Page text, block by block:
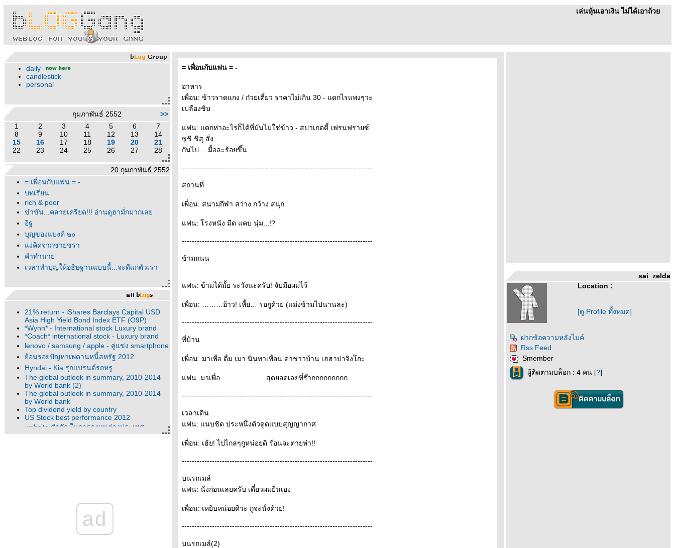
เล่นหุ้นเอาเงิน ไม่ได้เอาถ้ว
daily
candlestick
personal
กุมภาพันธ์ 2552
>>
1
2 3 4 5 6
7
8
9 10 11 12 13
14
15
16 17 18 19 20
21
22
23 24 25 26 27 28
20 กุมภาพันธ์ 2552
= เพื่อนกับแฟน = -
บทเรียน
rich & poor
ขำขัน...คลายเครียด!!! อ่านดูฮามั่กมากเล
อิฐ
ง่คิดจากชายชรา
คำทำนา
เวลาทำบุญให้อธิษฐานแบบนี้...จะดีแก่ตัวเรา
21% return - iShares Barclays Capital USD
Asia High Yield Bond Index ETF (O9P)
*Wynn* - International stock Luxury brand
*Coach* international stock - Luxury brand
lenovo / samsung / apple - คู่แข่ง smartphone
้อนรอยปัญหาเพดานหนี้สหรัฐ 2012
Hyndai - Kia รุกแบรนด์รถหรู
The global outlook in summary, 2010-2014
by World bank (2)
The global outlook in summary, 2010-2014
by World bank
Top dividend yield by country
US Stock best performance 2012
website สำคัญในการลงทุนต่างประเทศ
web link for global information
servicehost - svchostad
= เพื่อนกับแฟน = -
อาหาร
เพื่อน: ข้าวราดแกง / ก๋วยเตี๋ยว ราคาไม่เกิน 30 - แดกไรแพงๆวะ
เปลืองชิบ
ฟน: แดกห่าอะไรก็ได้ที่มันไม่ใช่ข้าว - สปาเกตตี้ เฟรนฟรายซ์
ซูชิ ชิสุ สั่ง
กันไป… มื้อละร้อยขึ้น
----------------------------------------------------------------------------
สถานที่
เพื่อน: สนามกีฬา สว่าง กว้าง สนุก
ฟน: โรงหนัง มืด แคบ นุ่ม...!?
----------------------------------------------------------------------------
ข้ามถนน
ฟน: ข้ามได้มั้ย ระวังนะครับ! จับมือผมไว้
เพื่อน: ………อ้าว! เหี้ย… รอกูด้วย (แม่งข้ามไปนานละ)
----------------------------------------------------------------------------
ที่บ้าน
เพื่อน: มาเพื่อ ดื่ม เมา นินทาเพื่อน ด่าชาวบ้าน เฮฮาปาจิงโกะ
ฟน: มาเพื่อ ……………… สุดยอดเลยที่ร๊ากกกกกกกกก
----------------------------------------------------------------------------
เวลาเดิน
ฟน: แนบชิด ประหนึ่งตัวดูดแบบสุญญากาศ
เพื่อน: เฮ้ย! ไปไกลๆกูหน่อยดิ ร้อนจะตายห่า!!
----------------------------------------------------------------------------
บนรถเมล์
ฟน: นั่งก่อนเลยครับ เดี๋ยวผมยืนเอง
เพื่อน: เหยิบหน่อยดิวะ กูจะนั่งด้วย!
----------------------------------------------------------------------------
บนรถเมล์(2)
sai_zelda
Location :
[ดู Profile ทั้งหมด]
ฝากข้อความหลังไมค์
Rss Feed
Smember
ผู้ติดตามบล็อก : 4 คน [?]